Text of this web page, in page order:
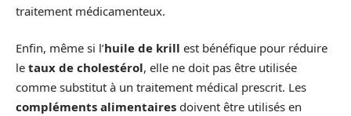
traitement médicamenteux.
Enfin, même si l’huile de krill est bénéfique pour réduire
le taux de cholestérol, elle ne doit pas être utilisée
comme substitut à un traitement médical prescrit. Les
compléments alimentaires doivent être utilisés en